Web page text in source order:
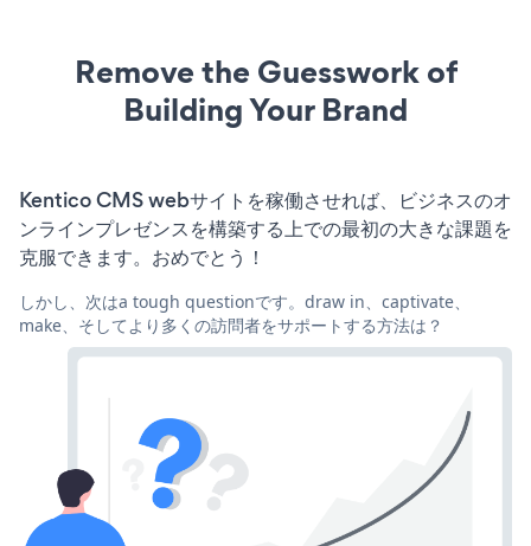
Remove the Guesswork of
Building Your Brand
Kentico CMS webサイトを稼働させれば、ビジネスのオ
ンラインプレゼンスを構築する上での最初の大きな課題を
克服できます。おめでとう！
しかし、次はa tough questionです。draw in、captivate、
make、そしてより多くの訪問者をサポートする方法は？